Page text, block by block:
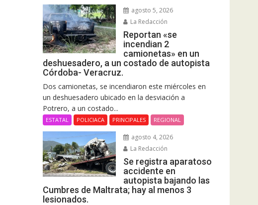
agosto 5, 2026
La Redacción
Reportan «se
incendian 2
camionetas» en un
deshuesadero, a un costado de autopista
Córdoba- Veracruz.
Dos camionetas, se incendiaron este miércoles en
un deshuesadero ubicado en la desviación a
Potrero, a un costado...
ESTATAL POLICIACA PRINCIPALES REGIONAL
agosto 4, 2026
La Redacción
Se registra aparatoso
accidente en
autopista bajando las
Cumbres de Maltrata; hay al menos 3
lesionados.